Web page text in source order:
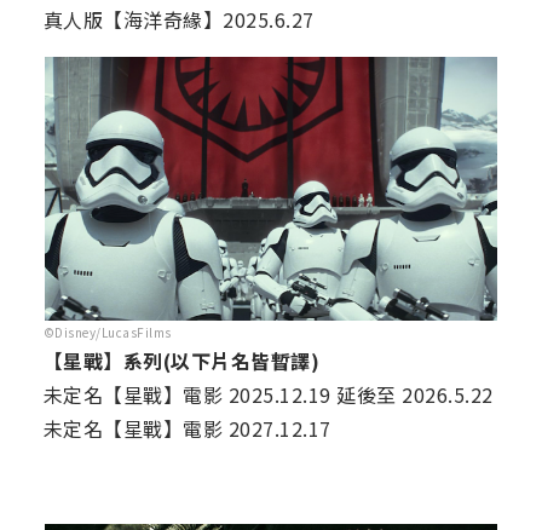
真人版【海洋奇緣】2025.6.27
©Disney/LucasFilms
【星戰】系列(以下片名皆暫譯)
未定名【星戰】電影 2025.12.19 延後至 2026.5.22
未定名【星戰】電影 2027.12.17